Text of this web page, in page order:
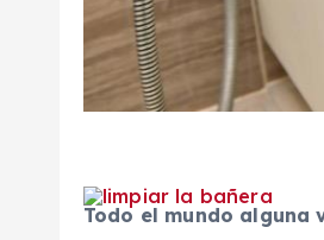
Todo el mundo alguna